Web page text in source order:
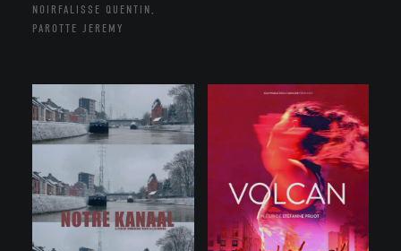
NOIRFALISSE QUENTIN,
PAROTTE JEREMY